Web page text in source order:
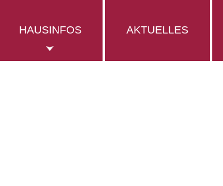
HAUSINFOS AKTUELLES